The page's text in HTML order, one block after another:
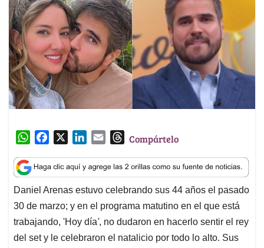
W
a
t
s
A
p
p
c
e
b
o
o
k
n
k
e
d
I
n
a
i
l
T
r
e
a
d
s
Compártelo
Daniel Arenas estuvo celebrando sus 44 años el pasado
30 de marzo; y en el programa matutino en el que está
trabajando, 'Hoy día', no dudaron en hacerlo sentir el rey
del set y le celebraron el natalicio por todo lo alto. Sus